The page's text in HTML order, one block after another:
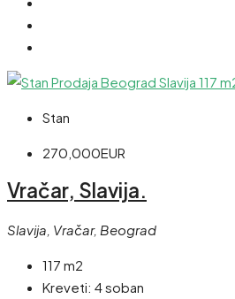
Stan
270,000EUR
Vračar, Slavija.
Slavija, Vračar, Beograd
117 m2
Kreveti: 4 soban